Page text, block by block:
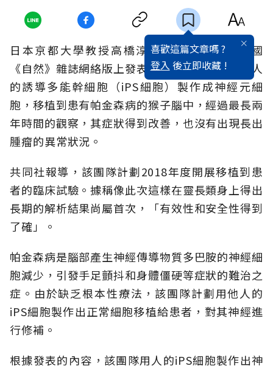
喜歡這篇文章嗎 ?
登入 後立即收藏 !
日本京都大學教授高橋淳的團隊在30日的英國
《自然》雜誌網絡版上發表了一項研究成果：用人
的誘導多能幹細胞（iPS細胞）製作成神經元細
胞，移植到患有帕金森病的猴子腦中，經過最長兩
年時間的觀察，其症狀得到改善，也沒有出現長出
腫瘤的異常狀況。
共同社報導，該團隊計劃2018年度開展移植到患
者的臨床試驗。據稱像此次這樣在靈長類身上得出
長期的解析結果尚屬首次，「有效性和安全性得到
了確」。
帕金森病是腦部產生神經傳導物質多巴胺的神經細
胞減少，引發手足顫抖和身體僵硬等症狀的難治之
症。由於缺乏根本性療法，該團隊計劃用他人的
iPS細胞製作出正常細胞移植給患者，對其神經進
行修補。
根據發表的內容，該團隊用人的iPS細胞製作出神